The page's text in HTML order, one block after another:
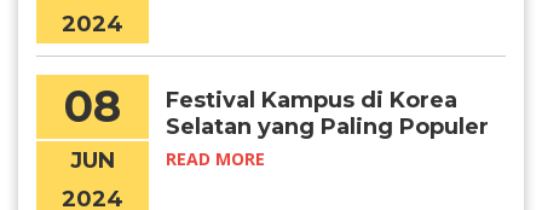
2024
08
JUN
2024
Festival Kampus di Korea
Selatan yang Paling Populer
READ MORE